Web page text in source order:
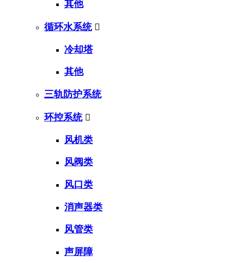
其他
循环水系统 
冷却塔
其他
三轨防护系统
环控系统 
风机类
风阀类
风口类
消声器类
风管类
声屏障